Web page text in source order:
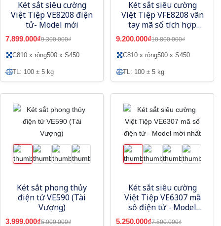
Két sắt siêu cường
Việt Tiệp VE8208 điện
tử- Model mới
7.899.000₫9.300.000₫
C810 x rộng500 x S450
TL: 100 ± 5 kg
Két sắt siêu cường
Việt Tiệp VFE8208 vân
tay mã số tích hợp
App thông minh
9.200.000₫10.800.000₫
C810 x rộng500 x S450
TL: 100 ± 5 kg
Két sắt phong thủy
điện tử VE590 (Tài
Vượng)
3.999.000₫5.000.000₫
Két sắt siêu cường
Việt Tiệp VE6307 mã
số điện tử - Model
mới nhất
5.250.000₫7.500.000₫